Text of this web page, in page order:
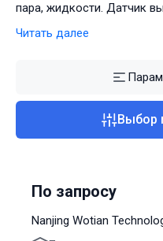
пара, жидкости. Датчик
Наиболее важной
спроектирован
Читать далее
Выбор
По запросу
Nanjing Wotian